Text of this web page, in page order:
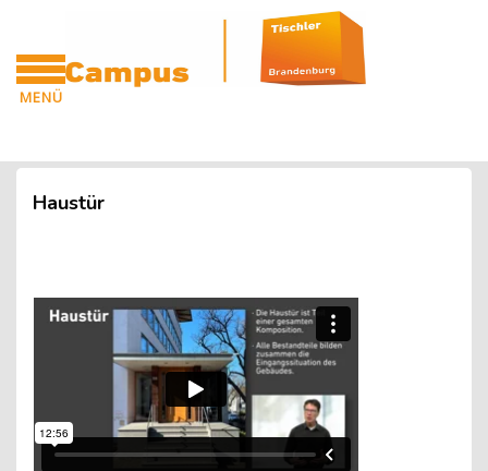
MENÜ
Zum Hauptinhalt
Blöcke
Blöcke
Haustür